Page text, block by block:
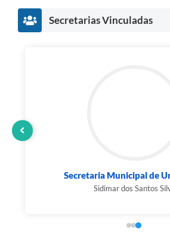
Secretarias Vinculadas
Secretaria Municipal de
Sidimar dos Santos